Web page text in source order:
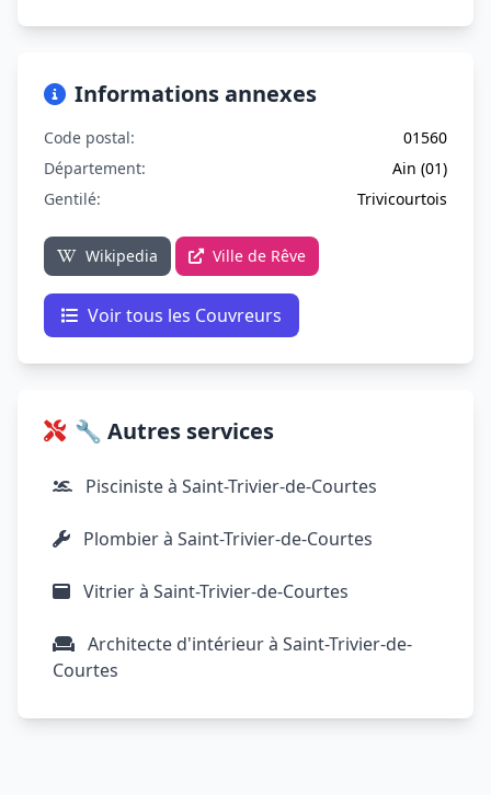
Informations annexes
Code postal:
01560
Département:
Ain (01)
Gentilé:
Trivicourtois
Wikipedia Ville de Rêve
Voir tous les Couvreurs
🔧 Autres services
Pisciniste à Saint-Trivier-de-Courtes
Plombier à Saint-Trivier-de-Courtes
Vitrier à Saint-Trivier-de-Courtes
Architecte d'intérieur à Saint-Trivier-de-
Courtes